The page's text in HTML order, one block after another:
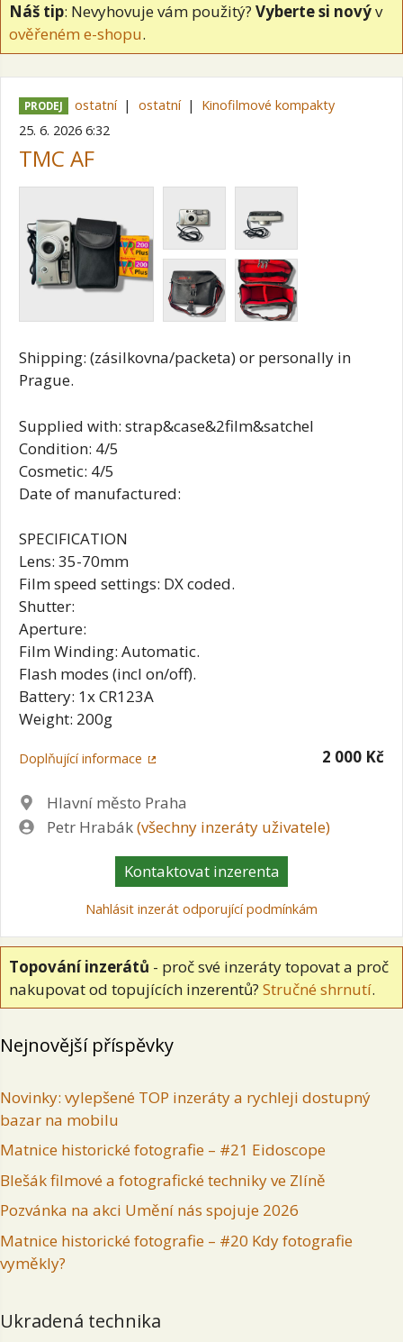
Náš tip: Nevyhovuje vám použitý? Vyberte si novýv
ověřeném e-shopu.
PRODEJ ostatní ostatní
Kinofilmové kompakty
25. 6. 2026 6:32
TMC AF
Shipping: (zásilkovna/packeta) or personally in
Prague.
Supplied with: strap&case&2film&satchel
Condition: 4/5
Cosmetic: 4/5
Date of manufactured:
SPECIFICATION
Lens: 35-70mm
Film speed settings: DX coded.
Shutter:
Aperture:
Film Winding: Automatic.
Flash modes (incl on/off).
Battery: 1x CR123A
Weight: 200g
Doplňující informace 2 000 Kč
Lokalita
Hlavní město Praha
Zadavatel
Petr Hrabák(všechny inzeráty uživatele)
Kontaktovat inzerenta
Nahlásit inzerát odporující podmínkám
Topování inzerátů - proč své inzeráty topovat a proč
nakupovat od topujících inzerentů? Stručné shrnutí.
Nejnovější příspěvky
Novinky: vylepšené TOP inzeráty a rychleji dostupný
bazar na mobilu
Matnice historické fotografie – #21 Eidoscope
Blešák filmové a fotografické techniky ve Zlíně
Pozvánka na akci Umění nás spojuje 2026
Matnice historické fotografie – #20 Kdy fotografie
vyměkly?
Ukradená technika